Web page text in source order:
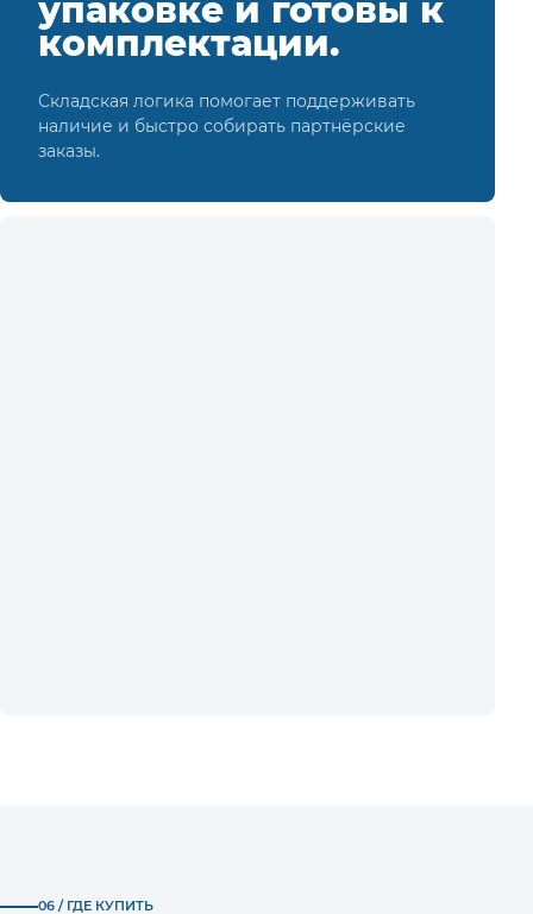
упаковке и готовы к
комплектации.
Складская логика помогает поддерживать
наличие и быстро собирать партнёрские
заказы.
06 / ГДЕ КУПИТЬ